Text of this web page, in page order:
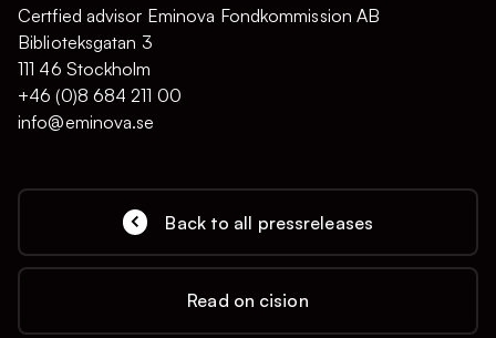
Certfied advisor Eminova Fondkommission AB
Biblioteksgatan 3
111 46 Stockholm
+46 (0)8 684 211 00
info@eminova.se
Back to all pressreleases
Read on cision